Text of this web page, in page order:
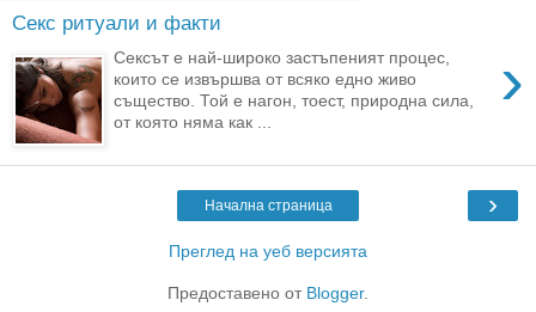
Секс ритуали и факти
›
Сексът е най-широко застъпеният процес,
които се извършва от всяко едно живо
същество. Той е нагон, тоест, природна сила,
от която няма как ...
›
Начална страница
Преглед на уеб версията
Предоставено от Blogger.